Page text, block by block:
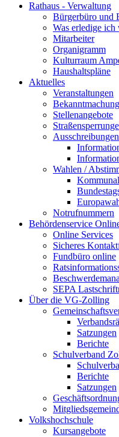
Rathaus - Verwaltung
Bürgerbüro und
Was erledige ich
Mitarbeiter
Organigramm
Kulturraum
Haushaltspläne
Aktuelles
Veranstaltungen
Stellenangebote
Wahlen /
Notrufnummern
Behördenservice
Online Services
Sicheres
Fundbüro online
SEPA
Über die VG-Zolling
Satzungen
Berichte
Schulverband
Berichte
Satzungen
Volkshochschule
Kursangebote